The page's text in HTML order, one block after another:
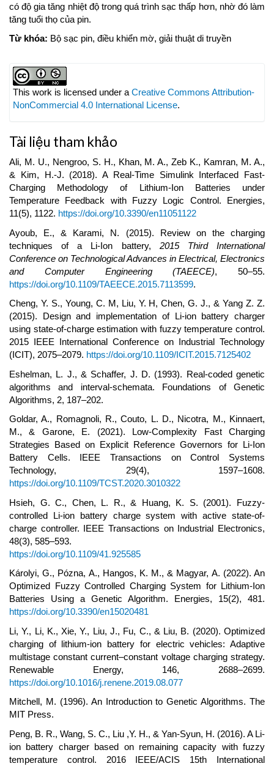
có độ gia tăng nhiệt độ trong quá trình sạc thấp hơn, nhờ đó làm
tăng tuổi thọ của pin.
Từ khóa: Bộ sạc pin, điều khiển mờ, giải thuật di truyền
Article
Details
This work is licensed under a Creative Commons Attribution-
NonCommercial 4.0 International License.
Tài liệu tham khảo
Ali, M. U., Nengroo, S. H., Khan, M. A., Zeb K., Kamran, M. A.,
& Kim, H.-J. (2018). A Real-Time Simulink Interfaced Fast-
Charging Methodology of Lithium-Ion Batteries under
Temperature Feedback with Fuzzy Logic Control. Energies,
11(5), 1122. https://doi.org/10.3390/en11051122
Ayoub, E., & Karami, N. (2015). Review on the charging
techniques of a Li-Ion battery, 2015 Third International
Conference on Technological Advances in Electrical, Electronics
and Computer Engineering (TAEECE), 50–55.
https://doi.org/10.1109/TAEECE.2015.7113599.
Cheng, Y. S., Young, C. M, Liu, Y. H, Chen, G. J., & Yang Z. Z.
(2015). Design and implementation of Li-ion battery charger
using state-of-charge estimation with fuzzy temperature control.
2015 IEEE International Conference on Industrial Technology
(ICIT), 2075–2079. https://doi.org/10.1109/ICIT.2015.7125402
Eshelman, L. J., & Schaffer, J. D. (1993). Real-coded genetic
algorithms and interval-schemata. Foundations of Genetic
Algorithms, 2, 187–202.
Goldar, A., Romagnoli, R., Couto, L. D., Nicotra, M., Kinnaert,
M., & Garone, E. (2021). Low-Complexity Fast Charging
Strategies Based on Explicit Reference Governors for Li-Ion
Battery Cells. IEEE Transactions on Control Systems
Technology, 29(4), 1597–1608.
https://doi.org/10.1109/TCST.2020.3010322
Hsieh, G. C., Chen, L. R., & Huang, K. S. (2001). Fuzzy-
controlled Li-ion battery charge system with active state-of-
charge controller. IEEE Transactions on Industrial Electronics,
48(3), 585–593.
https://doi.org/10.1109/41.925585
Károlyi, G., Pózna, A., Hangos, K. M., & Magyar, A. (2022). An
Optimized Fuzzy Controlled Charging System for Lithium-Ion
Batteries Using a Genetic Algorithm. Energies, 15(2), 481.
https://doi.org/10.3390/en15020481
Li, Y., Li, K., Xie, Y., Liu, J., Fu, C., & Liu, B. (2020). Optimized
charging of lithium-ion battery for electric vehicles: Adaptive
multistage constant current–constant voltage charging strategy.
Renewable Energy, 146, 2688–2699.
https://doi.org/10.1016/j.renene.2019.08.077
Mitchell, M. (1996). An Introduction to Genetic Algorithms. The
MIT Press.
Peng, B. R., Wang, S. C., Liu ,Y. H., & Yan-Syun, H. (2016). A Li-
ion battery charger based on remaining capacity with fuzzy
temperature control. 2016 IEEE/ACIS 15th International